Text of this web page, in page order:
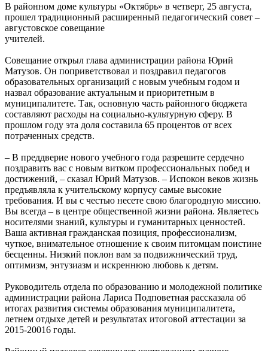
В районном доме культуры «Октябрь» в четверг, 25 августа,
прошел традиционный расширенный педагогический совет –
августовское совещание
учителей.
Совещание открыл глава администрации района Юрий
Матузов. Он поприветствовал и поздравил педагогов
образовательных организаций с новым учебным годом и
назвал образование актуальным и приоритетным в
муниципалитете. Так, основную часть районного бюджета
составляют расходы на социально-культурную сферу. В
прошлом году эта доля составила 65 процентов от всех
потраченных средств.
– В преддверие нового учебного года разрешите сердечно
поздравить вас с новым витком профессиональных побед и
достижений, – сказал Юрий Матузов. – Испокон веков жизнь
предъявляла к учительскому корпусу самые высокие
требования. И вы с честью несете свою благородную миссию.
Вы всегда – в центре общественной жизни района. Являетесь
носителями знаний, культуры и гуманитарных ценностей.
Ваша активная гражданская позиция, профессионализм,
чуткое, внимательное отношение к своим питомцам поистине
бесценны. Низкий поклон вам за подвижнический труд,
оптимизм, энтузиазм и искреннюю любовь к детям.
Руководитель отдела по образованию и молодежной политике
администрации района Лариса Подповетная рассказала об
итогах развития системы образования муниципалитета,
летнем отдыхе детей и результатах итоговой аттестации за
2015-20016 годы.